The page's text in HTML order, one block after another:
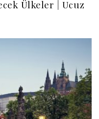
Ülkeler | Ucuz